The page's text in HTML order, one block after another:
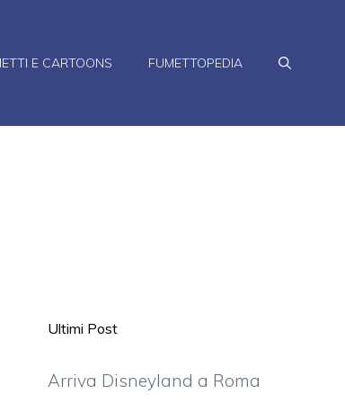
E CARTOONS FUMETTOPEDIA
Ultimi Post
Arriva Disneyland a Roma